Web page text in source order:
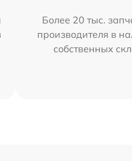
Более 20 тыс.
производителя в
собственных